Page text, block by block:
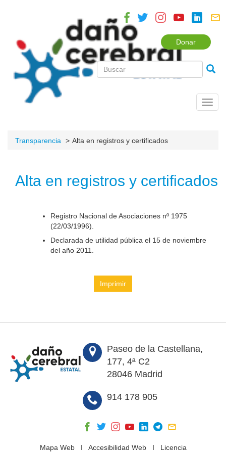
Donar
Transparencia Alta en registros y certificados
Alta en registros y certificados
Registro Nacional de Asociaciones nº 1975
(22/03/1996).
Declarada de utilidad pública el 15 de noviembre
del año 2011.
Imprimir
Paseo de la Castellana,
177, 4ª C2
28046 Madrid
914 178 905
Mapa WebI Accesibilidad WebI Licencia